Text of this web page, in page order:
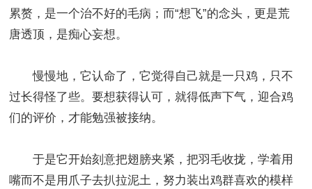
累赘，是一个治不好的毛病；而“想飞”的念头，更是荒
唐透顶，是痴心妄想。
慢慢地，它认命了，它觉得自己就是一只鸡，只不
过长得怪了些。要想获得认可，就得低声下气，迎合鸡
们的评价，才能勉强被接纳。
于是它开始刻意把翅膀夹紧，把羽毛收拢，学着用
嘴而不是用爪子去扒拉泥土，努力装出鸡群喜欢的模样